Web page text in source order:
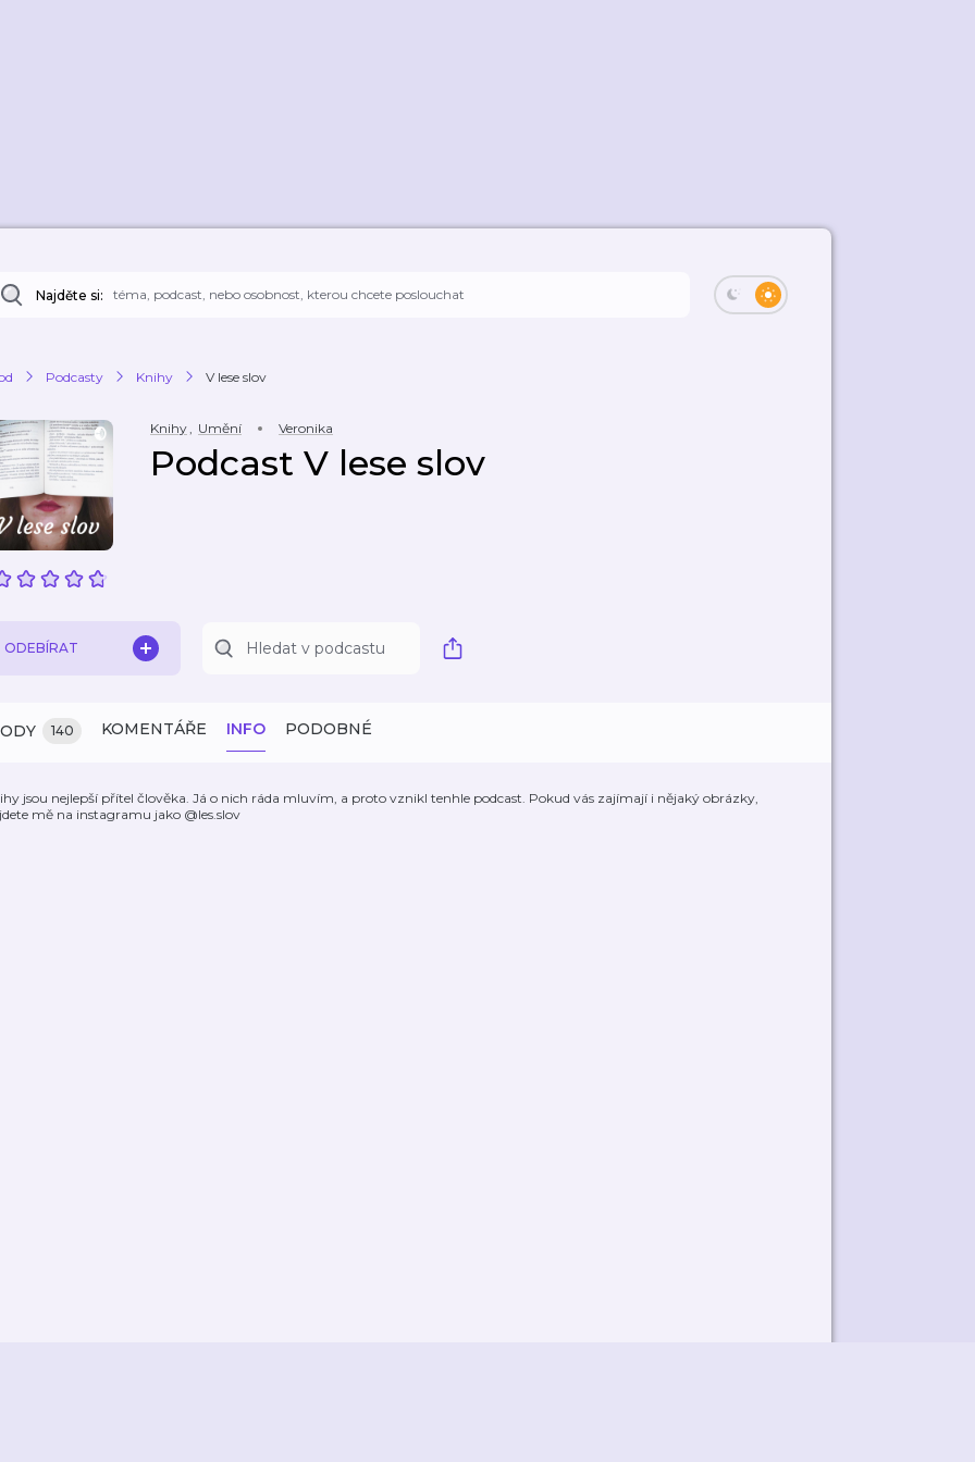
Najděte si:
Podcasty Knihy V lese slov
Knihy, Umění Veronika
Podcast V lese slov
ODEBÍRAT
140 KOMENTÁŘE INFO PODOBNÉ
jsou nejlepší přítel člověka. Já o nich ráda mluvím, a proto vznikl tenhle podcast. Pokud vás zajímají i nějaký obrázky,
mě na instagramu jako @les.slov